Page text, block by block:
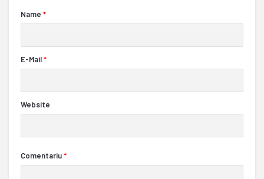
Name *
E-Mail*
Website
Comentariu*